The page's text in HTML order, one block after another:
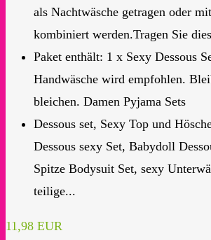
als Nachtwäsche getragen oder
kombiniert werden.Tragen Sie
Paket enthält: 1 x Sexy Dessous
Handwäsche wird empfohlen.
bleichen. Damen Pyjama Sets
Dessous set, Sexy Top und
Dessous sexy Set, Babydoll
Spitze Bodysuit Set, sexy
teilige...
11,98 EUR